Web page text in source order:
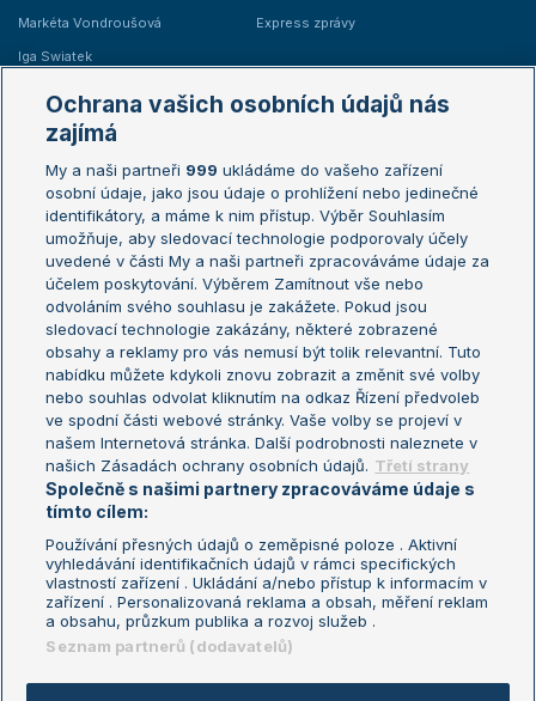
Markéta Vondroušová
Iga Swiatek
Express zprávy
Žebříčky
Žebříček ATP (muži)
Žebříček WTA (ženy)
Sázkařský žebříček
Australian Open
French Open
Wimbledon
US Open
Turnaj mistrů
Turnaj mistryň
Aktualní trendy
Fotbalové přestupy
Livesport Daily
LS Prague Open
Podmínky užití
Nastavení soukromí
GDPR a žurnalistika
Reklama
Kontakt
Informace o zpracování osobních
údajů
Ochrana vašich osobních údajů nás
zajímá
My a naši partneři 999 ukládáme do vašeho zařízení
osobní údaje, jako jsou údaje o prohlížení nebo jedinečné
identifikátory, a máme k nim přístup. Výběr Souhlasím
umožňuje, aby sledovací technologie podporovaly účely
uvedené v části My a naši partneři zpracováváme údaje za
účelem poskytování. Výběrem Zamítnout vše nebo
odvoláním svého souhlasu je zakážete. Pokud jsou
sledovací technologie zakázány, některé zobrazené
obsahy a reklamy pro vás nemusí být tolik relevantní. Tuto
nabídku můžete kdykoli znovu zobrazit a změnit své volby
nebo souhlas odvolat kliknutím na odkaz Řízení předvoleb
ve spodní části webové stránky. Vaše volby se projeví v
našem Internetová stránka. Další podrobnosti naleznete v
našich Zásadách ochrany osobních údajů. Třetí strany
Společně s našimi partnery zpracováváme údaje s
tímto cílem:
Používání přesných údajů o zeměpisné poloze . Aktivní
vyhledávání identifikačních údajů v rámci specifických
vlastností zařízení . Ukládání a/nebo přístup k informacím v
zařízení . Personalizovaná reklama a obsah, měření reklam
a obsahu, průzkum publika a rozvoj služeb .
Seznam partnerů (dodavatelů)